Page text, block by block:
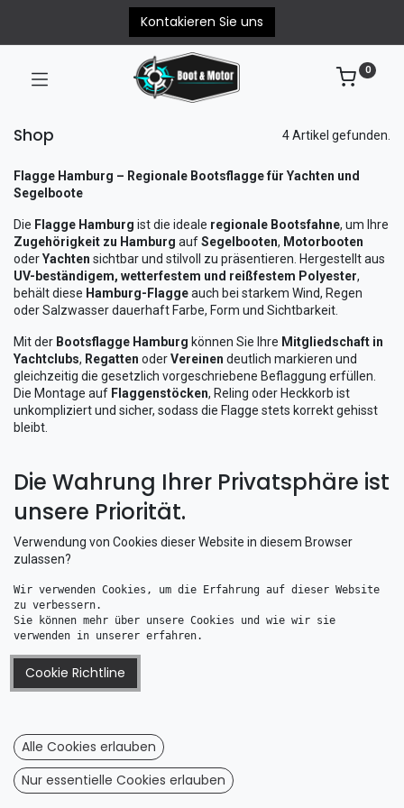
Kontakieren Sie uns
0
Shop 4 Artikel gefunden.
Flagge Hamburg – Regionale Bootsflagge für Yachten und
Segelboote
Die Flagge Hamburg ist die ideale regionale Bootsfahne, um Ihre
Zugehörigkeit zu Hamburg aufSegelbooten, Motorbooten
oderYachten sichtbar und stilvoll zu präsentieren. Hergestellt aus
UV-beständigem, wetterfestem und reißfestem Polyester,
behält diese Hamburg-Flaggeauch bei starkem Wind, Regen
oder Salzwasser dauerhaft Farbe, Form und Sichtbarkeit.
Mit der Bootsflagge Hamburg können Sie Ihre Mitgliedschaft in
Yachtclubs, Regatten oderVereinen deutlich markieren und
gleichzeitig die gesetzlich vorgeschriebene Beflaggung erfüllen.
Die Montage auf Flaggenstöcken, Reling oder Heckkorb ist
unkompliziert und sicher, sodass die Flagge stets korrekt gehisst
bleibt.
Verarbeitungund ästhetische Optik. Sie eignet sich sowohl für
private Yachten als auch für Charterboote oder sportliche
Segelfahrzeuge. Mit dieser hochwertigen
Flagge Hamburg 50x75cm
20,26€
Die Wahrung Ihrer Privatsphäre ist
unsere Priorität.
Verwendung von Cookies dieser Website in diesem Browser
zulassen?
Wir verwenden Cookies, um die Erfahrung auf dieser Website
zu verbessern.
Sie können mehr über unsere Cookies und wie wir sie
verwenden in unserer erfahren.
Cookie Richtline
Alle Cookies erlauben
Nur essentielle Cookies erlauben